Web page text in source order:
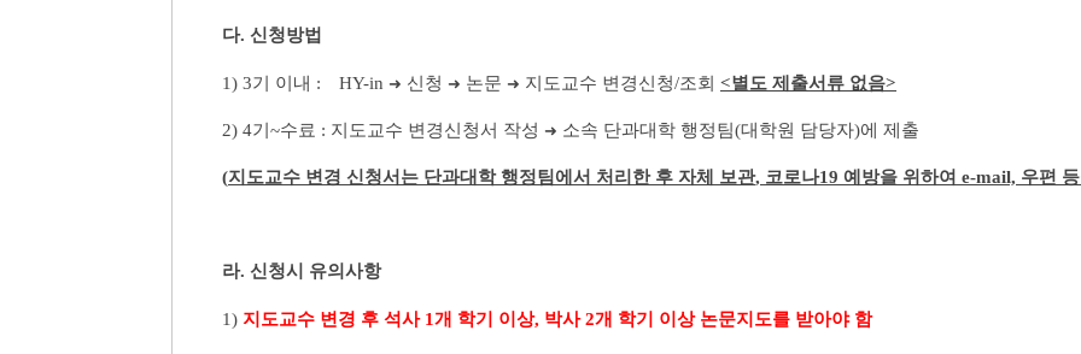
다. 신청방법
1) 3기 이내 : HY-in ➜ 신청 ➜ 논문 ➜ 지도교수 변경신청/조회 <별도 제출서류 없음>
2) 4기 ~수료 : 지도교수 변경신청서 작성 ➜ 소속 단과대학 행정팀(대학원 담당자)에 제출
(지도교수 변경 신청서는 단과대학 행정팀에서 처리한 후 자체 보관, 코로나19 예방을 위하여 e-mail, 우편
라. 신청시 유의사항
1) 지도교수 변경 후 석사 1개 학기 이상, 박사2개 학기 이상 논문지도를 받아야 함